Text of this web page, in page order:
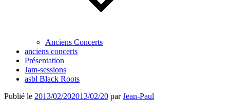
Anciens Concerts
anciens concerts
Présentation
Jam-sessions
asbl Black Roots
Publié le 2013/02/202013/02/20 parJean-Paul